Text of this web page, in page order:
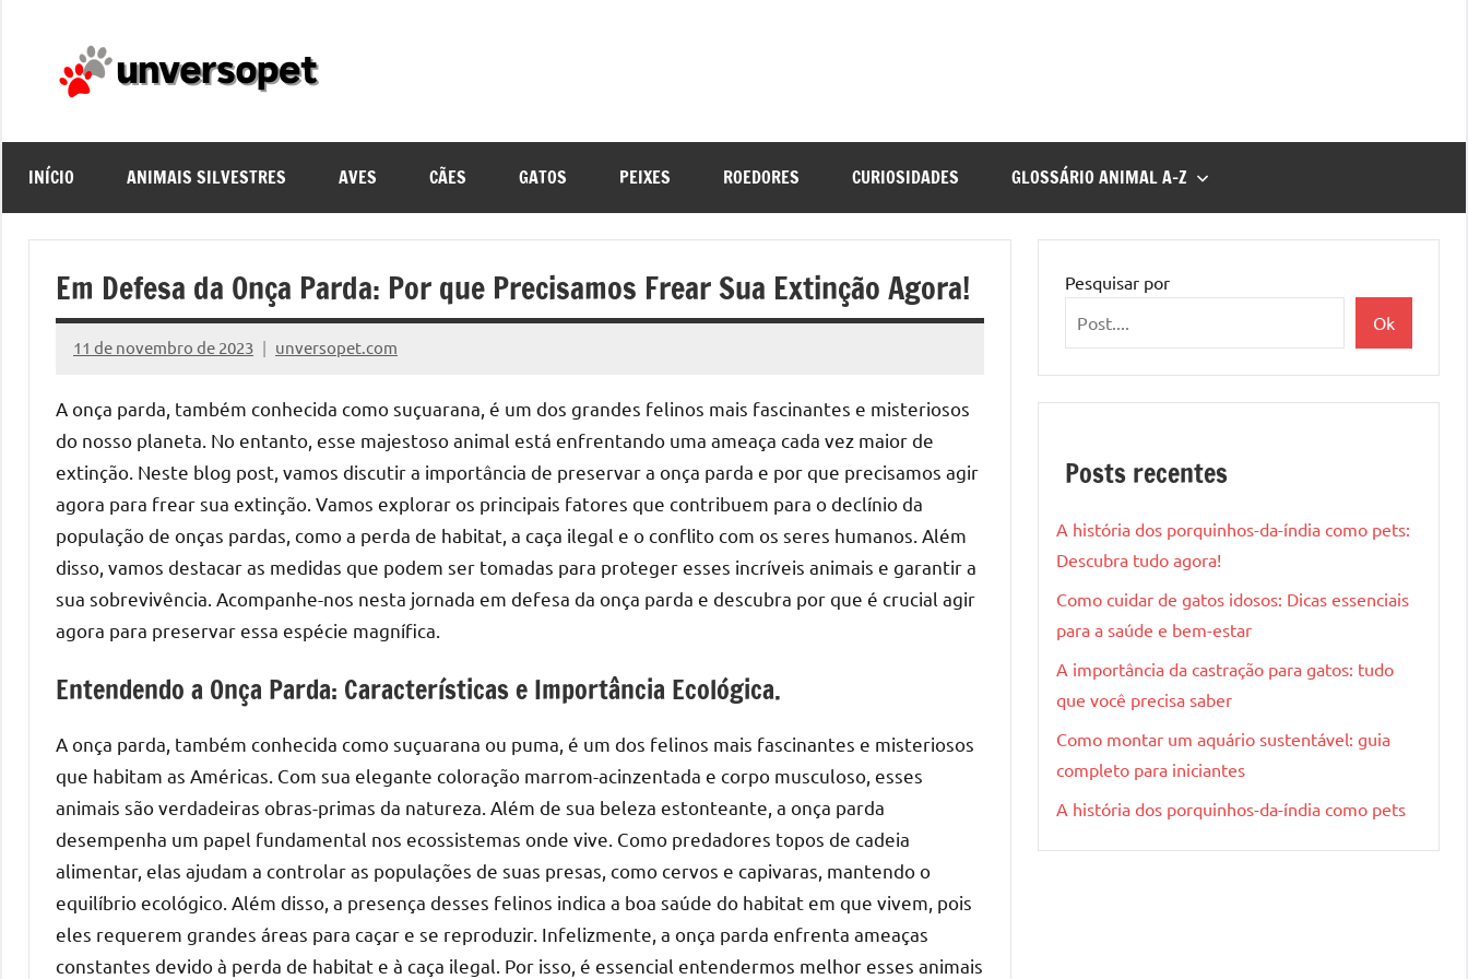
INÍCIO ANIMAIS SILVESTRES AVES CÃES GATOS PEIXES ROEDORES CURIOSIDADES GLOSSÁRIO ANIMAL A-Z
Em Defesa da Onça Parda: Por que Precisamos Frear Sua Extinção Agora!
11 de novembro de 2023 unversopet.com
A onça parda, também conhecida como suçuarana, é um dos grandes felinos mais fascinantes e misteriosos
do nosso planeta. No entanto, esse majestoso animal está enfrentando uma ameaça cada vez maior de
extinção. Neste blog post, vamos discutir a importância de preservar a onça parda e por que precisamos agir
agora para frear sua extinção. Vamos explorar os principais fatores que contribuem para o declínio da
população de onças pardas, como a perda de habitat, a caça ilegal e o conflito com os seres humanos. Além
disso, vamos destacar as medidas que podem ser tomadas para proteger esses incríveis animais e garantir a
sua sobrevivência. Acompanhe-nos nesta jornada em defesa da onça parda e descubra por que é crucial agir
agora para preservar essa espécie magnífica.
Entendendo a Onça Parda: Características e Importância Ecológica.
A onça parda, também conhecida como suçuarana ou puma, é um dos felinos mais fascinantes e misteriosos
que habitam as Américas. Com sua elegante coloração marrom-acinzentada e corpo musculoso, esses
animais são verdadeiras obras-primas da natureza. Além de sua beleza estonteante, a onça parda
desempenha um papel fundamental nos ecossistemas onde vive. Como predadores topos de cadeia
alimentar, elas ajudam a controlar as populações de suas presas, como cervos e capivaras, mantendo o
equilíbrio ecológico. Além disso, a presença desses felinos indica a boa saúde do habitat em que vivem, pois
eles requerem grandes áreas para caçar e se reproduzir. Infelizmente, a onça parda enfrenta ameaças
constantes devido à perda de habitat e à caça ilegal. Por isso, é essencial entendermos melhor esses animais
Pesquisar por
Ok
Posts recentes
A história dos porquinhos-da-índia como pets:
Descubra tudo agora!
Como cuidar de gatos idosos: Dicas essenciais
para a saúde e bem-estar
A importância da castração para gatos: tudo
que você precisa saber
Como montar um aquário sustentável: guia
completo para iniciantes
A história dos porquinhos-da-índia como pets